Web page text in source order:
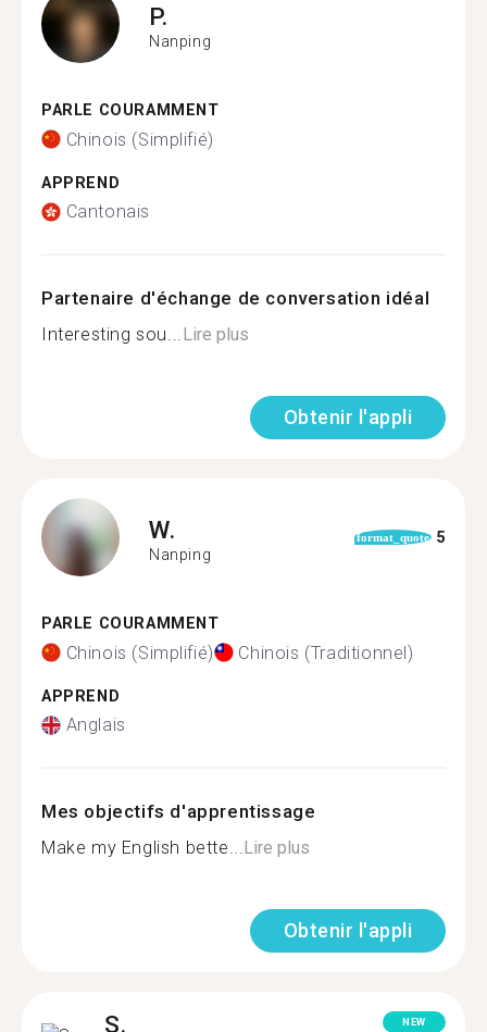
P.
Nanping
PARLE COURAMMENT
Chinois (Simplifié)
APPREND
Cantonais
Partenaire d'échange de conversation idéal
Interesting sou...Lire plus
Obtenir l'appli
W.
Nanping
format_quote 5
PARLE COURAMMENT
Chinois (Simplifié) Chinois (Traditionnel)
APPREND
Anglais
Mes objectifs d'apprentissage
Make my English bette...Lire plus
Obtenir l'appli
S. NEW